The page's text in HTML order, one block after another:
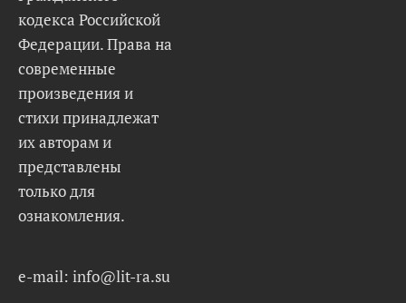
кодекса Российской
Федерации. Права на
современные
произведения и
стихи принадлежат
их авторам и
представлены
только для
ознакомления.
e-mail: info@lit-ra.su